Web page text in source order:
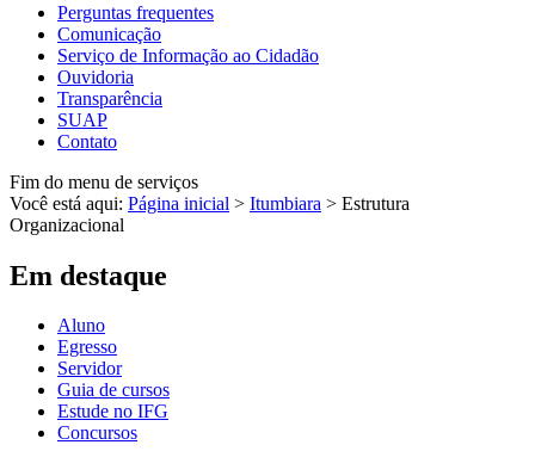
Perguntas frequentes
Comunicação
Serviço de Informação ao Cidadão
Ouvidoria
Transparência
SUAP
Contato
Fim do menu de serviços
Você está aqui: Página inicial > Itumbiara > Estrutura
Organizacional
Em destaque
Aluno
Egresso
Servidor
Guia de cursos
Estude no IFG
Concursos